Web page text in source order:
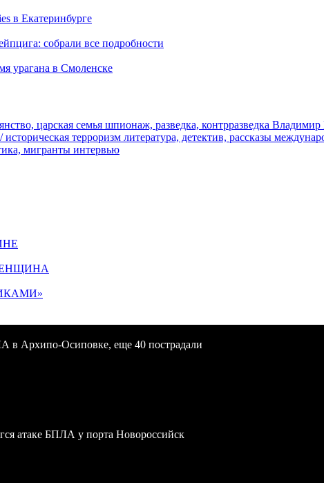
в Екатеринбурге
собрали все подробности
урагана в Смоленске
царская семья шпионаж, разведка, контрразведка Владимир
историческая терроризм литература, детектив, рассказы
мигранты интервью
в Архипо-Осиповке, еще 40 пострадали
атаке БПЛА у порта Новороссийск